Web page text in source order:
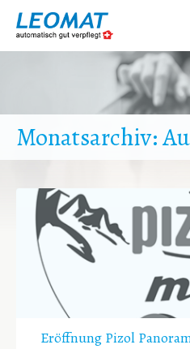
Monatsarchiv:
Eröffnung Pizol